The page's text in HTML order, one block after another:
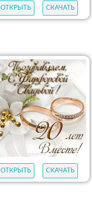
ОТКРЫТЬ СКАЧАТЬ
ОТКРЫТЬ СКАЧАТЬ